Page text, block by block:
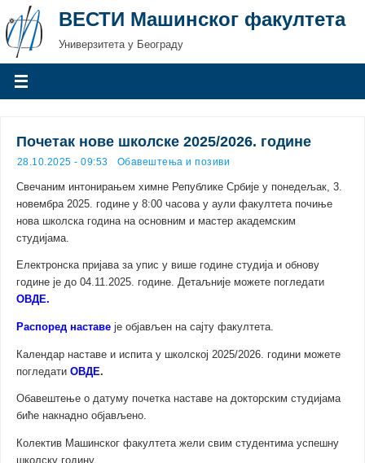
ВЕСТИ Машинског факултета
Универзитета у Београду
Почетак нове школске 2025/2026. године
28.10.2025 - 09:53 Обавештења и позиви
Свечаним интонирањем химне Републике Србије у понедељак, 3.
новембра 2025. године у 8:00 часова у аули факултета почиње
нова школска година на основним и мастер академским
студијама.
Електронска пријава за упис у више године студија и обнову
године је до 04.11.2025. године. Детаљније можете погледати
ОВДЕ.
Распоред наставеје објављен на сајту факултета.
Календар наставе и испита у школској 2025/2026. години можете
погледати ОВДЕ.
Обавештење о датуму почетка наставе на докторским студијама
биће накнадно објављено.
Колектив Машинског факултета жели свим студентима успешну
школску годину.